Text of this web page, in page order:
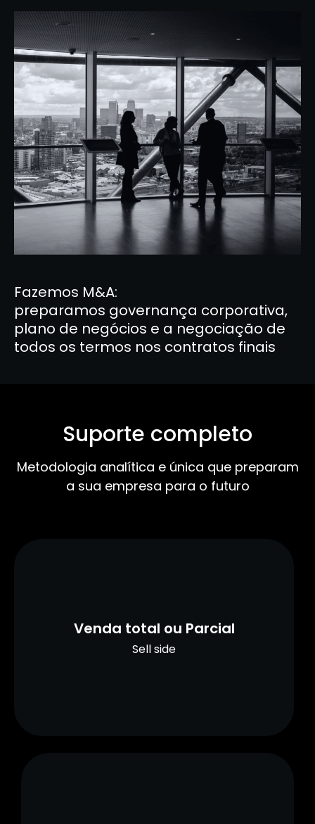
Fazemos M&A:
preparamos governança corporativa,
plano de negócios e a negociação de
todos os termos nos contratos finais
Suporte completo
Metodologia analítica e única que preparam
a sua empresa para o futuro
Venda total ou Parcial
Sell side
Auxiliamos em todas as etapas do
processo, desde a preparação da